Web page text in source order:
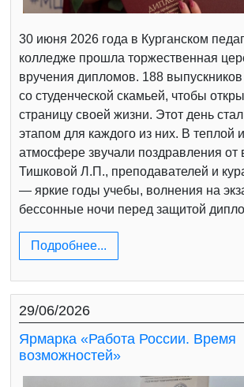
30 июня 2026 года в Курганском
колледже прошла торжественная
вручения дипломов. 188
со студенческой скамьей, чтобы
страницу своей жизни. Этот день
этапом для каждого из них. В теплой
атмосфере звучали поздравления от
Тишковой Л.П., преподавателей и
— яркие годы учебы, волнения на
бессонные ночи перед защитой
Подробнее...
29/06/2026
Ярмарка «Работа России. Время
возможностей»